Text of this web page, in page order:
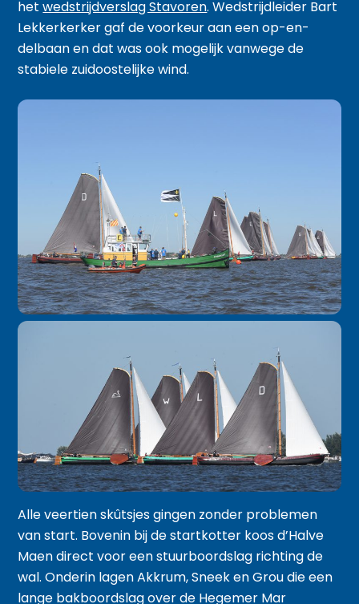
hetwedstrijdverslag Stavoren. Wedstrijdleider Bart
Lekkerkerker gaf de voorkeur aan een op-en-
delbaan en dat was ook mogelijk vanwege de
stabiele zuidoostelijke wind.
Alle veertien skûtsjes gingen zonder problemen
van start. Bovenin bij de startkotter koos d’Halve
Maen direct voor een stuurboordslag richting de
wal. Onderin lagen Akkrum, Sneek en Grou die een
lange bakboordslag over de Hegemer Mar